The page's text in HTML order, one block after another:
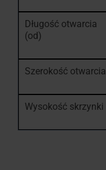
Długość otwarcia
(od)
Szerokość otwarcia
Wysokość skrzynki